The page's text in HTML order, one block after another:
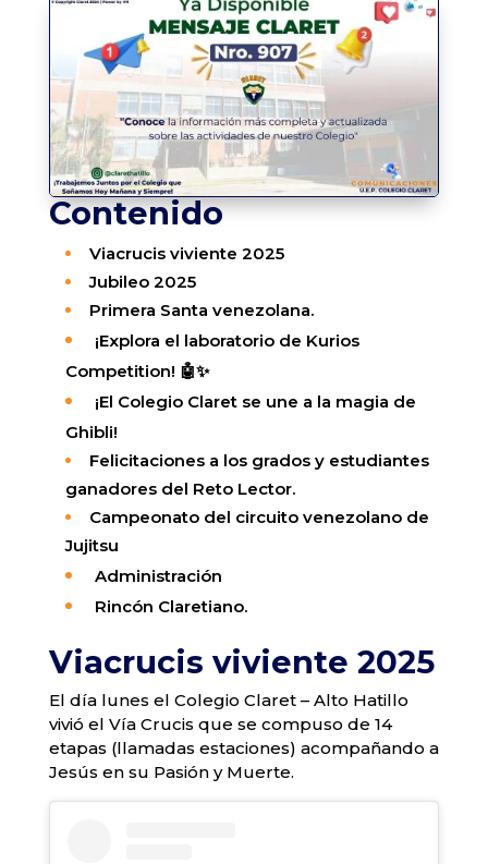
Contenido
Viacrucis viviente 2025
Jubileo 2025
Primera Santa venezolana.
¡Explora el laboratorio de Kurios
Competition! 🤖✨
¡El Colegio Claret se une a la magia de
Ghibli!
Felicitaciones a los grados y estudiantes
ganadores del Reto Lector.
Campeonato del circuito venezolano de
Jujitsu
Administración
Rincón Claretiano.
Viacrucis viviente 2025
El día lunes el Colegio Claret – Alto Hatillo
vivió el Vía Crucis que se compuso de 14
etapas (llamadas estaciones) acompañando a
Jesús en su Pasión y Muerte.